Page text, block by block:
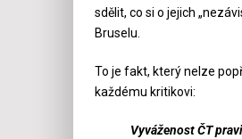
sdělit, co si o jejich
Bruselu.
To je fakt, který nelze
každému kritikovi:
Vyváženost ČT